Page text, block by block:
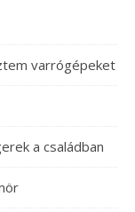
varrógépeket
a családban